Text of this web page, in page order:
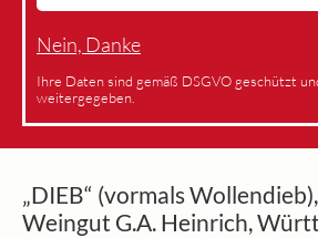
Nein, Danke
Ihre Daten sind gemäß DSGVO geschützt
weitergegeben.
„DIEB“ (vormals
Weingut G.A. Heinrich,